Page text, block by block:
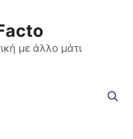
με άλλο μάτι